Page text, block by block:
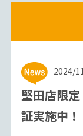
2024/
堅田店限
証実施中！